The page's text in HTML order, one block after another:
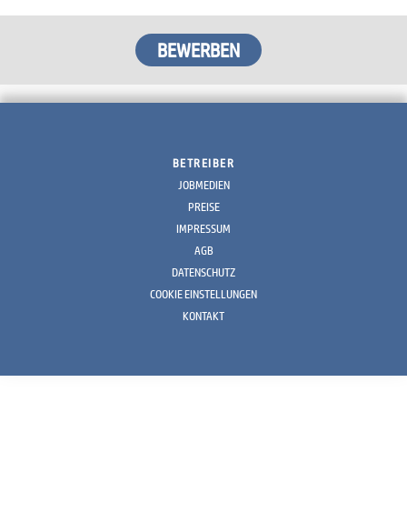
BETREIBER
JOBMEDIEN
PREISE
IMPRESSUM
AGB
DATENSCHUTZ
COOKIE EINSTELLUNGEN
KONTAKT